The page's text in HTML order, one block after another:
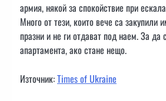
армия, някой за спокойствие при
Много от тези, които вече са закупили
празни и не ги отдават под наем. За да
апартамента, ако стане нещо.
Източник:Times of Ukraine